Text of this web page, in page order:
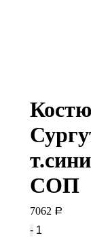
СОП
7062 Р
Количество